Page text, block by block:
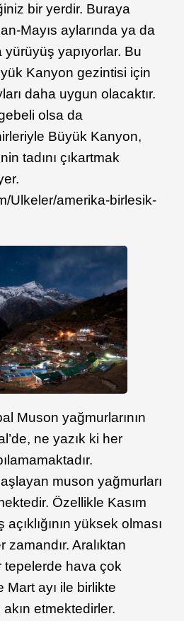
bir yerdir. Buraya
Mayıs aylarında ya da
yürüyüş yapıyorlar. Bu
Kanyon gezintisi için
daha uygun olacaktır.
olsa da
Büyük Kanyon,
tadını çıkartmak
Ulkeler/amerika-birlesik-
Muson yağmurlarının
ne yazık ki her
muson yağmurları
Özellikle Kasım
yüksek olması
Aralıktan
hava çok
ayı ile birlikte
etmektedirler.